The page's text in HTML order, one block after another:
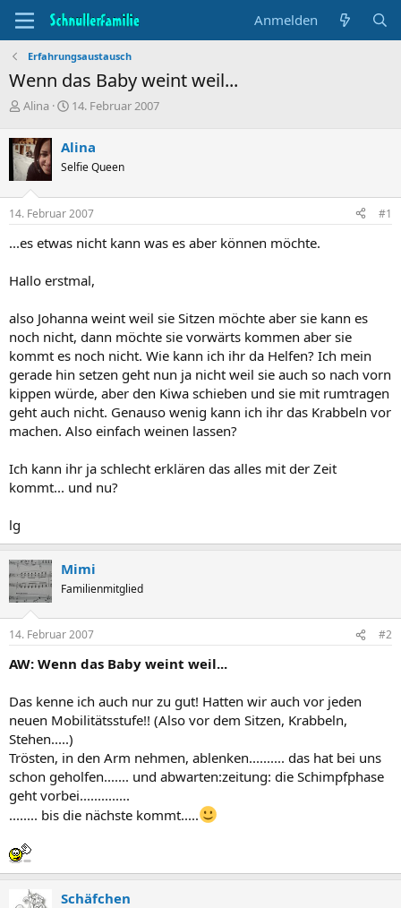
Anmelden
Erfahrungsaustausch
Wenn das Baby weint weil...
T
e
m
e
n
s
t
r
e
Alina
B
i
n
d
a
u
14. Februar 2007
Alina
Selfie Queen
14. Februar 2007 #1
...es etwas nicht kann was es aber können möchte.
Hallo erstmal,
also Johanna weint weil sie Sitzen möchte aber sie kann es
noch nicht, dann möchte sie vorwärts kommen aber sie
kommt es noch nicht. Wie kann ich ihr da Helfen? Ich mein
gerade hin setzen geht nun ja nicht weil sie auch so nach vorn
kippen würde, aber den Kiwa schieben und sie mit rumtragen
geht auch nicht. Genauso wenig kann ich ihr das Krabbeln vor
machen. Also einfach weinen lassen?
Ich kann ihr ja schlecht erklären das alles mit der Zeit
kommt... und nu?
lg
Mimi
Familienmitglied
14. Februar 2007 #2
AW: Wenn das Baby weint weil...
Das kenne ich auch nur zu gut! Hatten wir auch vor jeden
neuen Mobilitätsstufe!! (Also vor dem Sitzen, Krabbeln,
Stehen.....)
Trösten, in den Arm nehmen, ablenken.......... das hat bei uns
schon geholfen....... und abwarten:zeitung: die Schimpfphase
geht vorbei..............
........ bis die nächste kommt.....
Schäfchen